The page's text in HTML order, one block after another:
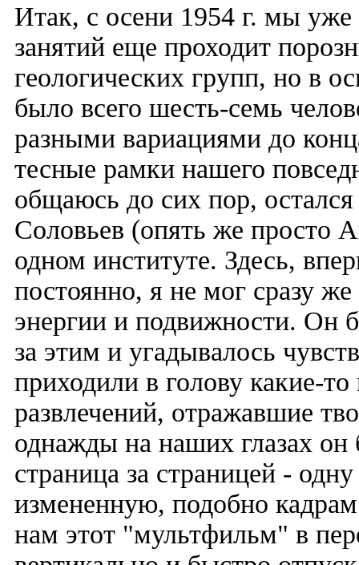
Итак, с осени 1954 г. мы
занятий еще проходит
геологических групп, но в
было всего шесть-семь
разными вариациями до
тесные рамки нашего
общаюсь до сих пор,
Соловьев (опять же просто
одном институте. Здесь,
постоянно, я не мог сразу
энергии и подвижности. Он
за этим и угадывалось
приходили в голову какие-
развлечений, отражавшие
однажды на наших глазах он
страница за страницей -
измененную, подобно
нам этот "мультфильм" в